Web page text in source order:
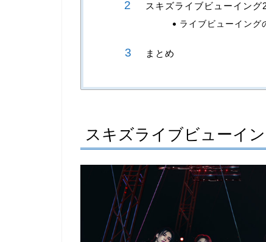
スキズライブビューイン
ライブビューイング
まとめ
スキズライブビューイ